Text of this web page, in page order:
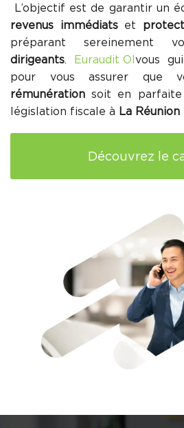
L’objectif est de garantir un
revenus immédiatset
préparant sereinement
dirigeants. Euraudit OIvous
pour vous assurer que
rémunération soit en
législation fiscale à La Réunion
Découvrez le